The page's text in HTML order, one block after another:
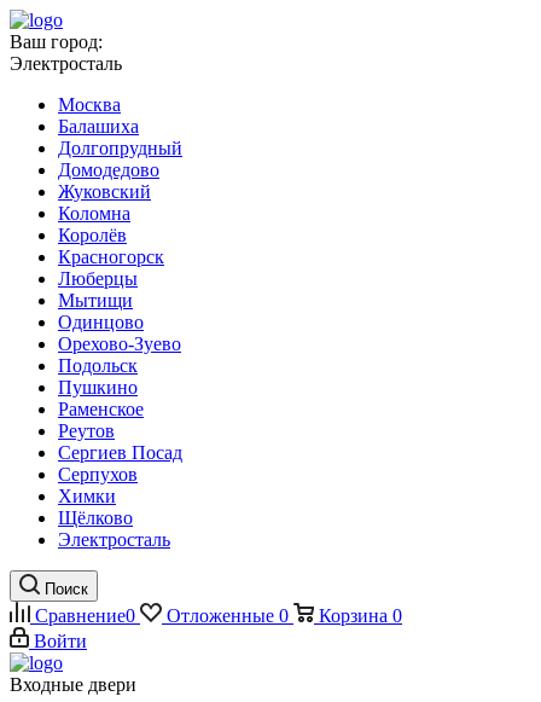
Ваш город:
Электросталь
Москва
Балашиха
Долгопрудный
Домодедово
Жуковский
Коломна
Королёв
Красногорск
Люберцы
Мытищи
Одинцово
Орехово-Зуево
Подольск
Пушкино
Раменское
Реутов
Сергиев Посад
Серпухов
Химки
Щёлково
Электросталь
Поиск
Сравнение0 Отложенные 0 Корзина 0
Войти
Входные двери